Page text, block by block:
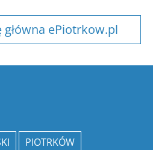
ePiotrkow.pl
PIOTRKÓW